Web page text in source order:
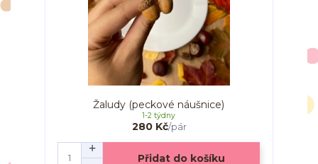
Žaludy (peckové náušnice)
280 Kč/pár
1-2 týdny
Přidat do košíku